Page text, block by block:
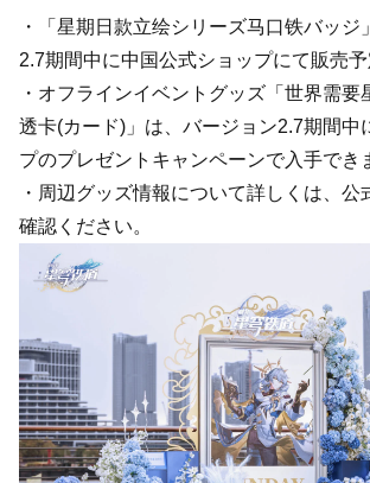
・「星期日款立绘シリーズ马口铁バッジ
2.7期間中に中国公式ショップにて販売予
・オフラインイベントグッズ「世界需要
透卡(カード)」は、バージョン2.7期間中
プのプレゼントキャンペーンで入手でき
・周辺グッズ情報について詳しくは、公
確認ください。